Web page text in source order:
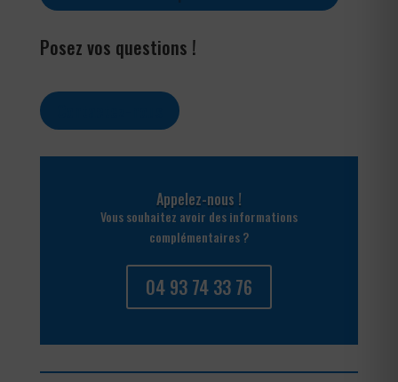
Posez vos questions !
Appelez-nous !
Vous souhaitez avoir des informations
complémentaires ?
04 93 74 33 76